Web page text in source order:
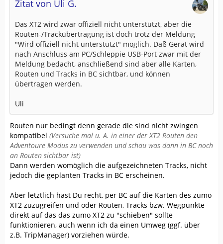
Zitat von Uli G.
Das XT2 wird zwar offiziell nicht unterstützt, aber die
Routen-/Trackübertragung ist doch trotz der Meldung
"Wird offiziell nicht unterstützt" möglich. Daß Gerät wird
nach Anschluss am PC/Schleppie USB-Port zwar mit der
Meldung bedacht, anschließend sind aber alle Karten,
Routen und Tracks in BC sichtbar, und können
übertragen werden.
Uli
Routen nur bedingt denn gerade die sind nicht zwingen
kompatibel (Versuche mal u. A. in einer der XT2 Routen den
Adventoure Modus zu verwenden und schau was dann in BC noch
an Routen sichtbar ist)
Dann werden womöglich die aufgezeichneten Tracks, nicht
jedoch die geplanten Tracks in BC erscheinen.
Aber letztlich hast Du recht, per BC auf die Karten des zumo
XT2 zuzugreifen und oder Routen, Tracks bzw. Wegpunkte
direkt auf das das zumo XT2 zu "schieben" sollte
funktionieren, auch wenn ich da einen Umweg (ggf. über
z.B. TripManager) vorziehen würde.